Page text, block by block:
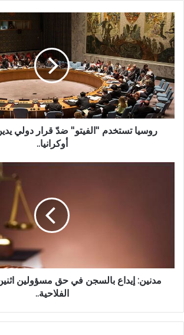
روسيا تستخدم ''الفيتو'' ضدّ قرار دولي
أوكرانيا..
مدنين: إيداع بالسجن في حق مسؤولين
الفلاحية..